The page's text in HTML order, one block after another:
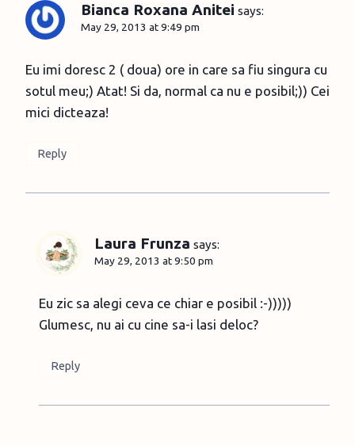
CU
MAMI
Bianca Roxana Anitei says:
May 29, 2013 at 9:49 pm
Eu imi doresc 2 ( doua) ore in care sa fiu singura cu
sotul meu;) Atat! Si da, normal ca nu e posibil;)) Cei
mici dicteaza!
Reply
Laura Frunza says:
May 29, 2013 at 9:50 pm
Eu zic sa alegi ceva ce chiar e posibil :-)))))
Glumesc, nu ai cu cine sa-i lasi deloc?
Reply